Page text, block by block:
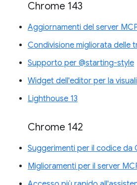
Chrome 143
Aggiornamenti del server
Condivisione migliorata delle
Supporto per @starting-style
Widget dell'editor per la
Lighthouse 13
Chrome 142
Suggerimenti per il codice da
Miglioramenti per il server